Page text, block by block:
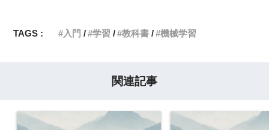
TAGS : 入門 学習 教科書 機械学習
関連記事